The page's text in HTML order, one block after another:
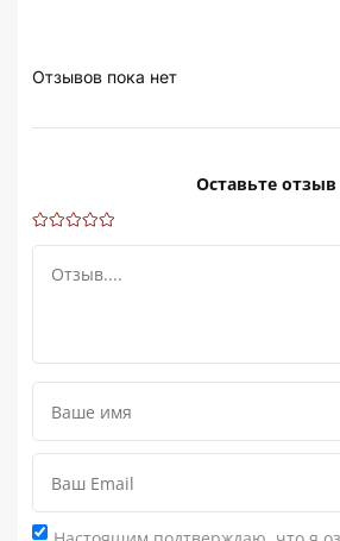
Отзывов пока нет
Оставьте отзыв